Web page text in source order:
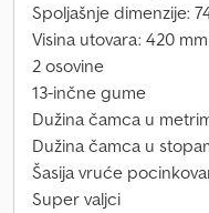
Spoljašnje dimenzije:
Visina utovara: 420 mm
2 osovine
13-inčne gume
Dužina čamca u
Dužina čamca u
Šasija vruće
Super valjci